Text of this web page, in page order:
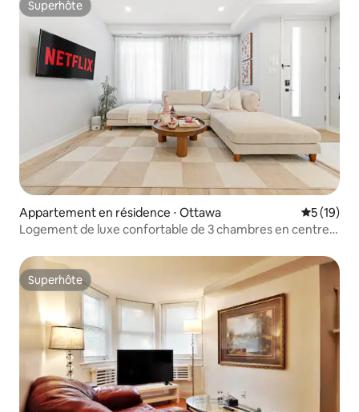
Superhôte
Superhôte
Appartement en résidence ⋅ Ottawa
5 (19)
Logement de luxe confortable de 3 chambres en centre-
Superhôte
Superhôte